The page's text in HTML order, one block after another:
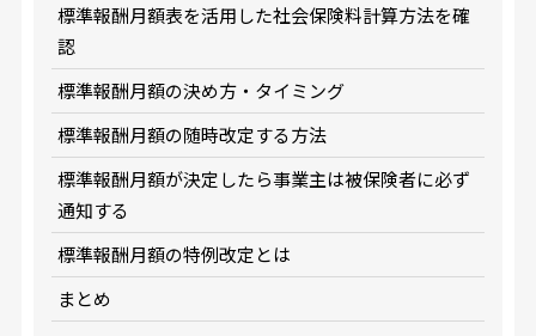
標準報酬月額表を活用した社会保険料計算方法を確
認
標準報酬月額の決め方・タイミング
標準報酬月額の随時改定する方法
標準報酬月額が決定したら事業主は被保険者に必ず
通知する
標準報酬月額の特例改定とは
まとめ